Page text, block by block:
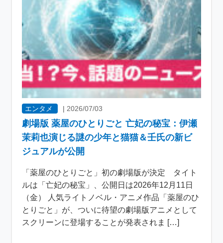
エンタメ | 2026/07/03
劇場版 薬屋のひとりごと 亡妃の秘宝：伊瀬
茉莉也演じる謎の少年と猫猫＆壬氏の新ビ
ジュアルが公開
「薬屋のひとりごと」初の劇場版が決定 タイト
ルは「亡妃の秘宝」、公開日は2026年12月11日
（金） 人気ライトノベル・アニメ作品「薬屋のひ
とりごと」が、ついに待望の劇場版アニメとして
スクリーンに登場することが発表されま […]